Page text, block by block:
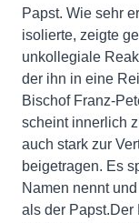
Papst. Wie sehr
isolierte, zeigte
unkollegiale
der ihn in eine
Bischof Franz-
scheint innerlich
auch stark zur
beigetragen. Es
Namen nennt
als der Papst.Der